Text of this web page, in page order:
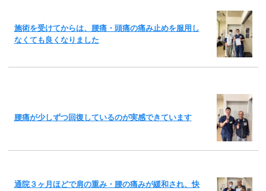
施術を受けてからは、腰痛・頭痛の痛み止めを服用し
なくても良くなりました
腰痛が少しずつ回復しているのが実感できています
通院３ヶ月ほどで肩の重み・腰の痛みが緩和され、快